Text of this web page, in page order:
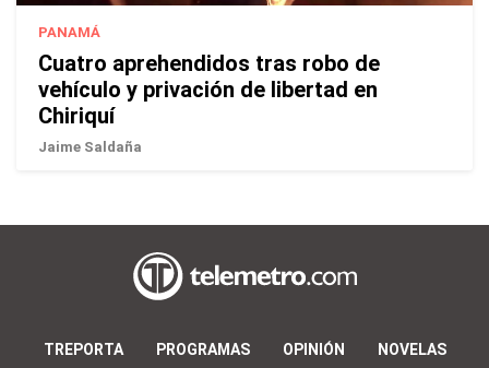
PANAMÁ
Cuatro aprehendidos tras robo de
vehículo y privación de libertad en
Chiriquí
Jaime Saldaña
TREPORTA PROGRAMAS OPINIÓN NOVELAS